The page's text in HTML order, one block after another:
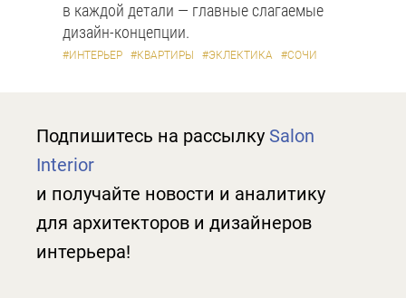
в каждой детали — главные слагаемые
дизайн-концепции.
#ИНТЕРЬЕР #КВАРТИРЫ #ЭКЛЕКТИКА #СОЧИ
Подпишитесь на рассылку Salon
Interior
и получайте новости и аналитику
для архитекторов и дизайнеров
интерьера!